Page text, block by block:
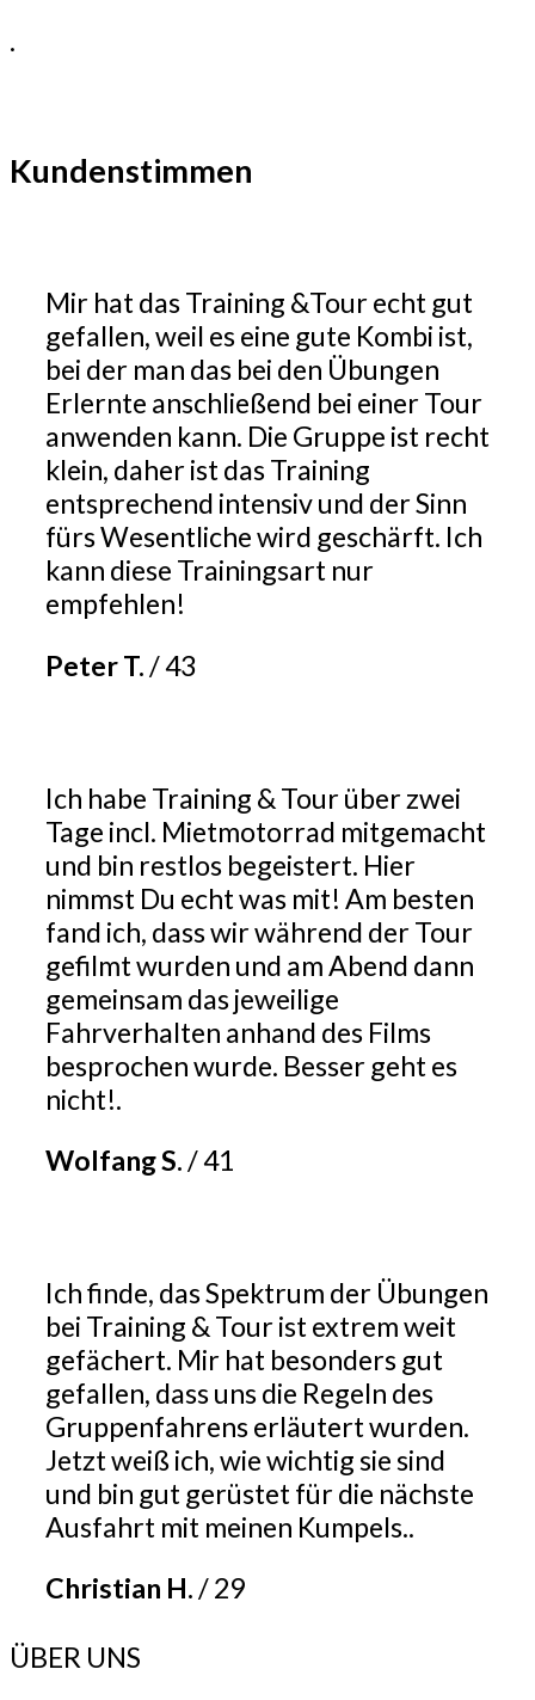
.
Kundenstimmen
Mir hat das Training &Tour echt gut
gefallen, weil es eine gute Kombi ist,
bei der man das bei den Übungen
Erlernte anschließend bei einer Tour
anwenden kann. Die Gruppe ist recht
klein, daher ist das Training
entsprechend intensiv und der Sinn
fürs Wesentliche wird geschärft. Ich
kann diese Trainingsart nur
empfehlen!
Peter T. /43
Ich habe Training & Tour über zwei
Tage incl. Mietmotorrad mitgemacht
und bin restlos begeistert. Hier
nimmst Du echt was mit! Am besten
fand ich, dass wir während der Tour
gefilmt wurden und am Abend dann
gemeinsam das jeweilige
Fahrverhalten anhand des Films
besprochen wurde. Besser geht es
nicht!.
Wolfang S./41
Ich finde, das Spektrum der Übungen
bei Training & Tour ist extrem weit
gefächert. Mir hat besonders gut
gefallen, dass uns die Regeln des
Gruppenfahrens erläutert wurden.
Jetzt weiß ich, wie wichtig sie sind
und bin gut gerüstet für die nächste
Ausfahrt mit meinen Kumpels..
Christian H./29
ÜBER UNS